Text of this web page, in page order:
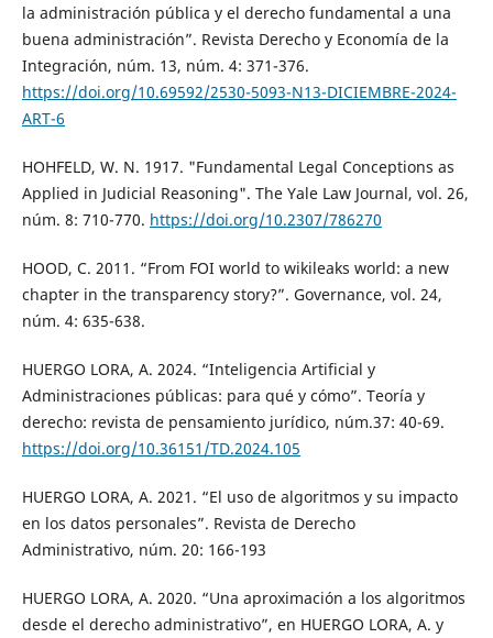
la administración pública y el derecho fundamental a una
buena administración”. Revista Derecho y Economía de la
Integración, núm. 13, núm. 4: 371-376.
https://doi.org/10.69592/2530-5093-N13-DICIEMBRE-2024-
ART-6
HOHFELD, W. N. 1917. "Fundamental Legal Conceptions as
Applied in Judicial Reasoning". The Yale Law Journal, vol. 26,
núm. 8: 710-770. https://doi.org/10.2307/786270
HOOD, C. 2011. “From FOI world to wikileaks world: a new
chapter in the transparency story?”. Governance, vol. 24,
núm. 4: 635-638.
HUERGO LORA, A. 2024. “Inteligencia Artificial y
Administraciones públicas: para qué y cómo”. Teoría y
derecho: revista de pensamiento jurídico, núm.37: 40-69.
https://doi.org/10.36151/TD.2024.105
HUERGO LORA, A. 2021. “El uso de algoritmos y su impacto
en los datos personales”. Revista de Derecho
Administrativo, núm. 20: 166-193
HUERGO LORA, A. 2020. “Una aproximación a los algoritmos
desde el derecho administrativo”, en HUERGO LORA, A. y